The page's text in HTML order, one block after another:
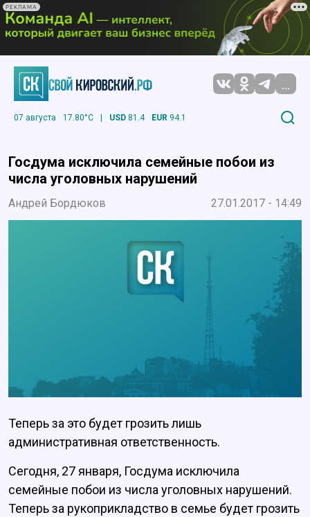
РЕКЛАМА
...
07 августа 17.80°C | USD 81.4 EUR 94.1
Госдума исключила семейные побои из
числа уголовных нарушений
Андрей Бордюков 27.01.2017 - 14:49
Теперь за это будет грозить лишь
административная ответственность.
Сегодня, 27 января, Госдума исключила
семейные побои из числа уголовных нарушений.
Теперь за рукоприкладство в семье будет грозить